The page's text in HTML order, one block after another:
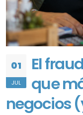
01
JUL
El
que
negocios